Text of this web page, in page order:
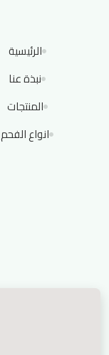
الرئيسية
نبذة عنا
المنتجات
انواع الفحم